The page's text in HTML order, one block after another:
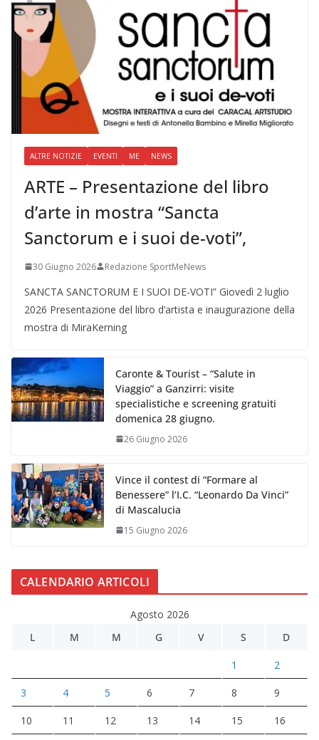
ALTRE NOTIZIE EVENTI ME NEWS
ARTE – Presentazione del libro
d’arte in mostra “Sancta
Sanctorum e i suoi de-voti”,
30 Giugno 2026 Redazione SportMeNews
SANCTA SANCTORUM E I SUOI DE-VOTI” Giovedì 2 luglio
2026 Presentazione del libro d’artista e inaugurazione della
mostra di MiraKerning
Caronte & Tourist – “Salute in
Viaggio” a Ganzirri: visite
specialistiche e screening gratuiti
domenica 28 giugno.
26 Giugno 2026
Vince il contest di “Formare al
Benessere” l’I.C. “Leonardo Da Vinci”
di Mascalucia
15 Giugno 2026
CALENDARIO ARTICOLI
Agosto 2026
L
M M G V S D
1 2
3 4 5 6 7 8 9
10 11 12 13 14 15 16